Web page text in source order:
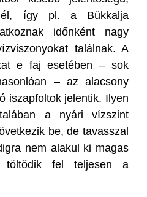
így pl. a Bükkalja
időnként nagy
találnak. A
e faj esetében – sok
– az alacsony
iszapfoltok jelentik. Ilyen
a nyári vízszint
be, de tavasszal
nem alakul ki magas
töltődik fel teljesen a